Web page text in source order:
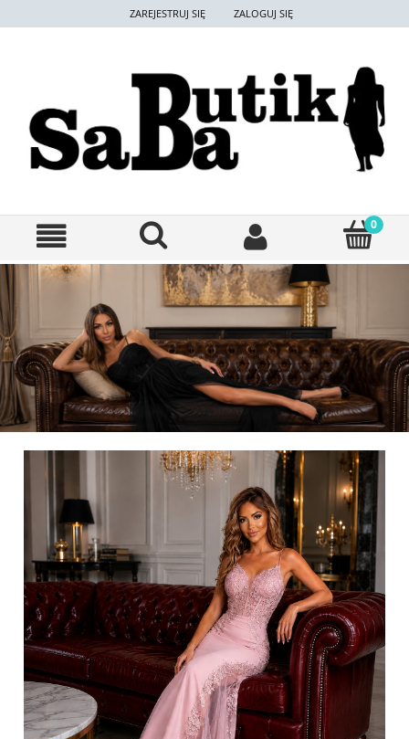
ZAREJESTRUJ SIĘ ZALOGUJ SIĘ